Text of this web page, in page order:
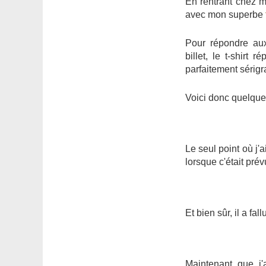
avec mon superbe
Pour répondre
billet, le t-shirt
parfaitement
Voici donc
Le seul point où
lorsque c'était
Et bien sûr, il a
Maintenant que